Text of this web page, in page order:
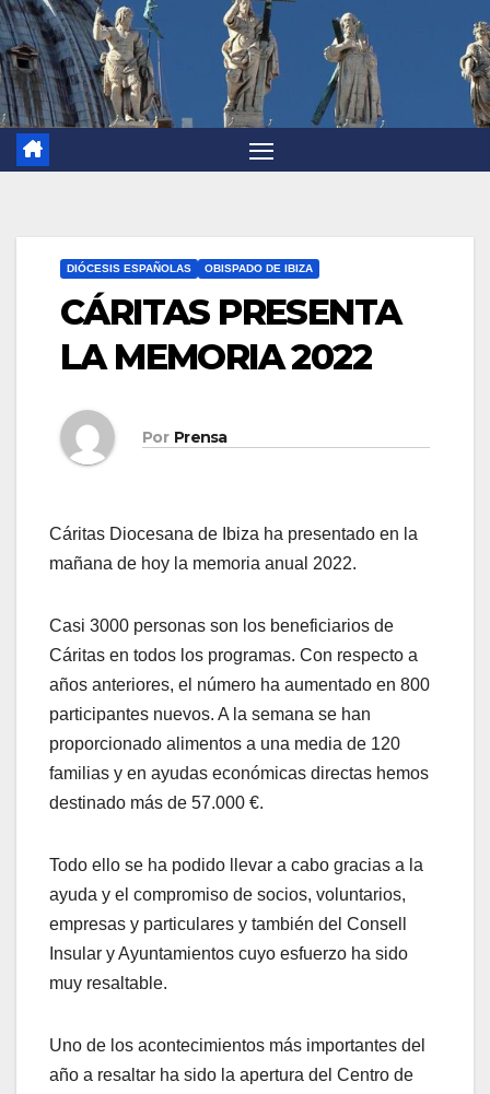
DIÓCESIS ESPAÑOLAS OBISPADO DE IBIZA
CÁRITAS PRESENTA
LA MEMORIA 2022
Por Prensa
Cáritas Diocesana de Ibiza ha presentado en la
mañana de hoy la memoria anual 2022.
Casi 3000 personas son los beneficiarios de
Cáritas en todos los programas. Con respecto a
años anteriores, el número ha aumentado en 800
participantes nuevos. A la semana se han
proporcionado alimentos a una media de 120
familias y en ayudas económicas directas hemos
destinado más de 57.000 €.
Todo ello se ha podido llevar a cabo gracias a la
ayuda y el compromiso de socios, voluntarios,
empresas y particulares y también del Consell
Insular y Ayuntamientos cuyo esfuerzo ha sido
muy resaltable.
Uno de los acontecimientos más importantes del
año a resaltar ha sido la apertura del Centro de